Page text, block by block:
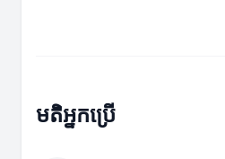
មតិអ្នកប្រើ